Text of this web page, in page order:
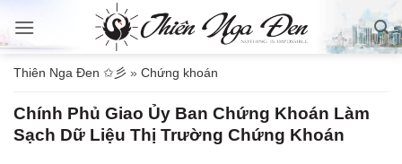
qua
dungThiên Nga Đen ✩彡 » Chứng khoán
Chính Phủ Giao Ủy Ban Chứng Khoán Làm
Sạch Dữ Liệu Thị Trường Chứng Khoán